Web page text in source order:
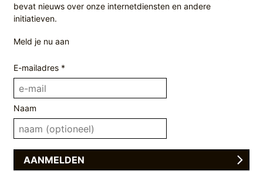
bevat nieuws over onze internetdiensten en andere
initiatieven.
Meld je nu aan
E-mailadres *
Naam